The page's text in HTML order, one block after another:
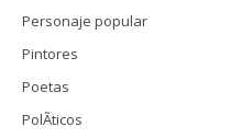
Personaje popular
Pintores
Poetas
PolÃ­ticos